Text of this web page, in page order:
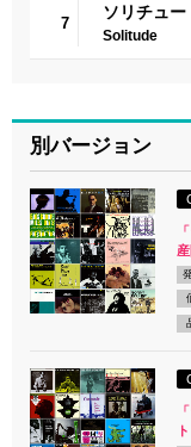
7
ソリチュー
Solitude
別バージョン